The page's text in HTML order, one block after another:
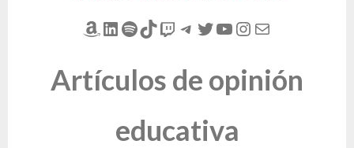
Amazon
LinkedIn
Spotify
TikTok
Twitch
Telegram
Twitter
YouTube
Instagram
Correo electrónico
Artículos de opinión
educativa